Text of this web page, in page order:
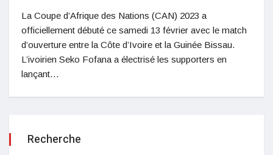
La Coupe d’Afrique des Nations (CAN) 2023 a
officiellement débuté ce samedi 13 février avec le match
d’ouverture entre la Côte d’Ivoire et la Guinée Bissau.
L’ivoirien Seko Fofana a électrisé les supporters en
lançant…
Recherche